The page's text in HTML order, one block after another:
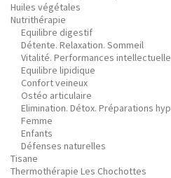
Huiles végétales
Nutrithérapie
Equilibre digestif
Détente. Relaxation. Sommeil
Vitalité. Performances
Equilibre lipidique
Confort veineux
Ostéo articulaire
Elimination. Détox. Préparations
Femme
Enfants
Défenses naturelles
Tisane
Thermothérapie Les Chochottes